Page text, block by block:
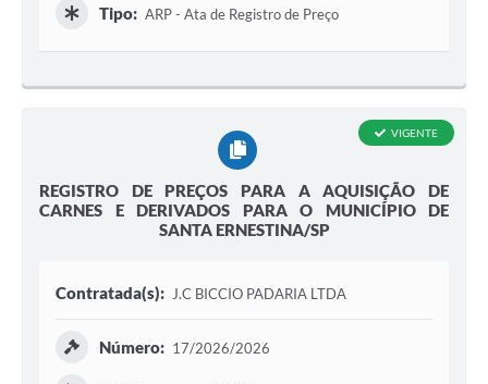
Tipo: ARP - Ata de Registro de Preço
REGISTRO DE PREÇOS PARA A AQUISIÇÃO DE
CARNES E DERIVADOS PARA O MUNICÍPIO DE
SANTA ERNESTINA/SP
VIGENTE
Contratada(s): J.C BICCIO PADARIA LTDA
Número: 17/2026/2026